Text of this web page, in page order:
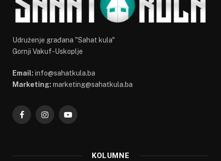
Udruženje građana "Sahat kula"
Gornji Vakuf-Uskoplje
Email: info@sahatkula.ba
Marketing: marketing@sahatkula.ba
FacebookInstagramYouTube
KOLUMNE